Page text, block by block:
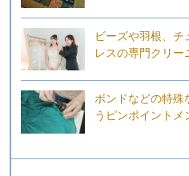
ビーズや羽根、チ
レスの専門クリー
ボンドなどの特殊
うピンポイントメ